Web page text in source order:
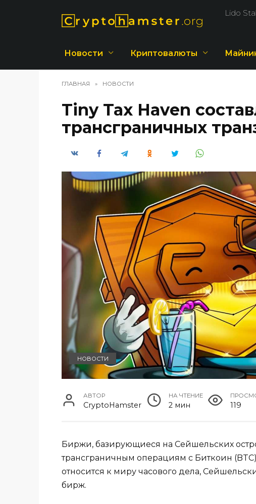
Lido
Новости Криптовалюты
ГЛАВНАЯ » НОВОСТИ
Tiny Tax Haven
трансграничных
НОВОСТИ
АВТОР
CryptoHamster
НА ЧТЕНИЕ
2 мин 119
Биржи, базирующиеся на Сейшельских
трансграничным операциям с Биткоин
относится к миру часового дела,
бирж.